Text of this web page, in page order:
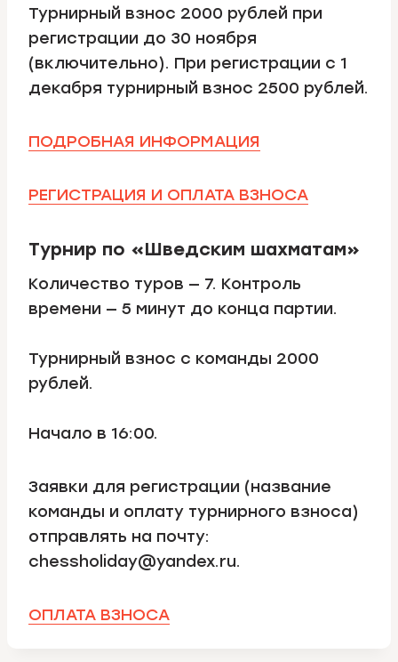
Турнирный взнос 2000 рублей при
регистрации до 30 ноября
(включительно). При регистрации с 1
декабря турнирный взнос 2500 рублей.
ПОДРОБНАЯ ИНФОРМАЦИЯ
РЕГИСТРАЦИЯ И ОПЛАТА ВЗНОСА
Турнир по «Шведским шахматам»
Количество туров — 7. Контроль
времени — 5 минут до конца партии.
Турнирный взнос с команды 2000
рублей.
Начало в 16:00.
Заявки для регистрации (название
команды и оплату турнирного взноса)
отправлять на почту:
chessholiday@yandex.ru.
ОПЛАТА ВЗНОСА